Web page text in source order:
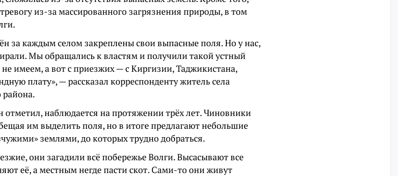
из-за массированного загрязнения природы, в том
за каждым селом закреплены свои выпасные поля. Но у нас,
Мы обращались к властям и получили такой устный
имеем, а вот с приезжих — с Киргизии, Таджикистана,
плату», — рассказал корреспонденту житель села
района.
отметил, наблюдается на протяжении трёх лет. Чиновники
им выделить поля, но в итоге предлагают небольшие
землями, до которых трудно добраться.
они загадили всё побережье Волги. Высасывают все
её, а местным негде пасти скот. Сами-то они живут